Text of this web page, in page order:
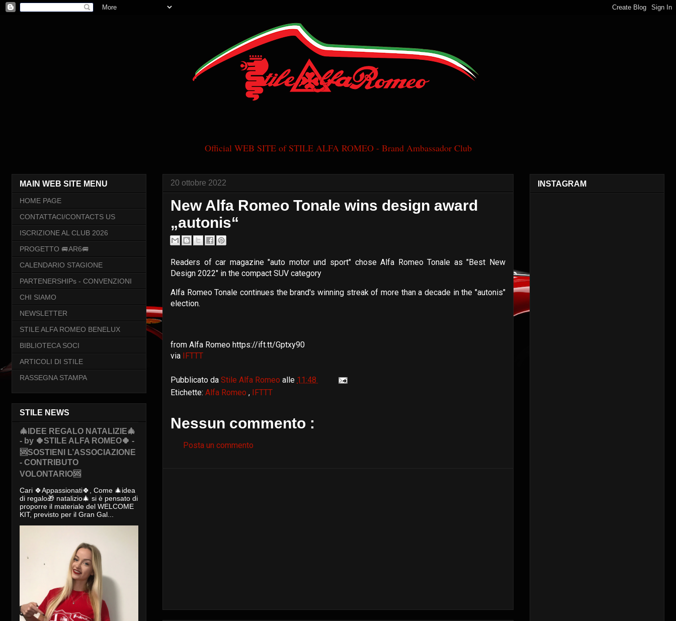
Official WEB SITE of STILE ALFA ROMEO - Brand Ambassador Club
20 ottobre 2022
New Alfa Romeo Tonale wins design award
„autonis“
Readers of car magazine "auto motor und sport" chose Alfa Romeo Tonale as "Best New
Design 2022" in the compact SUV category
Alfa Romeo Tonale continues the brand's winning streak of more than a decade in the "autonis"
election.
from Alfa Romeo https://ift.tt/Gptxy90
via IFTTT
Pubblicato da Stile Alfa Romeo alle 11:48
Etichette: Alfa Romeo , IFTTT
Nessun commento :
Posta un commento
MAIN WEB SITE MENU
HOME PAGE
CONTATTACI/CONTACTS US
ISCRIZIONE AL CLUB 2026
PROGETTO 🚐AR6🚐
CALENDARIO STAGIONE
PARTENERSHIPs - CONVENZIONI
CHI SIAMO
NEWSLETTER
STILE ALFA ROMEO BENELUX
BIBLIOTECA SOCI
ARTICOLI DI STILE
RASSEGNA STAMPA
STILE NEWS
🎄IDEE REGALO NATALIZIE🎄
- by 🍀STILE ALFA ROMEO🍀 -
🆘SOSTIENI L’ASSOCIAZIONE
- CONTRIBUTO
VOLONTARIO🆘
Cari 🍀Appassionati🍀, Come 🎄idea
di regalo🎁 natalizio🎄 si è pensato di
proporre il materiale del WELCOME
KIT, previsto per il Gran Gal...
INSTAGRAM